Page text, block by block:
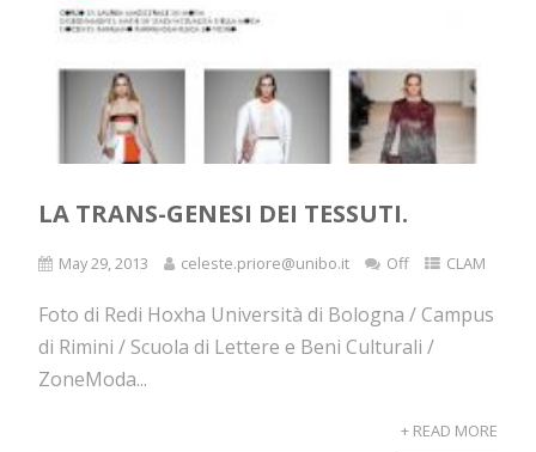
LA TRANS-GENESI DEI TESSUTI.
May 29, 2013 celeste.priore@unibo.it Off CLAM
Foto di Redi Hoxha Università di Bologna / Campus
di Rimini / Scuola di Lettere e Beni Culturali /
ZoneModa...
+ READ MORE